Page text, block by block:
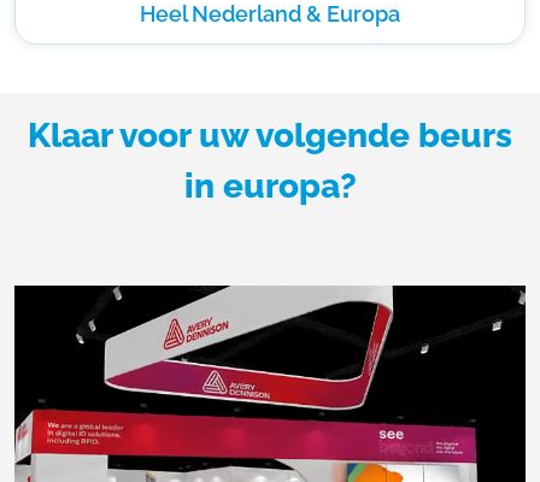
Heel Nederland & Europa
Klaar voor uw volgende beurs
in europa?